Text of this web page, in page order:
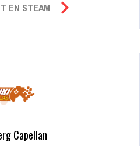
EN STEAM
Capellan